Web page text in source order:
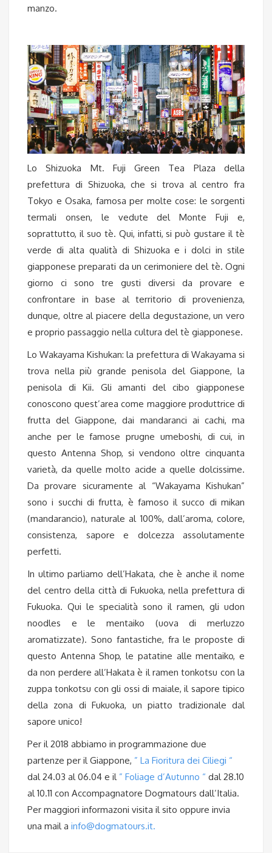
manzo.
Lo Shizuoka Mt. Fuji Green Tea Plaza della
prefettura di Shizuoka, che si trova al centro fra
Tokyo e Osaka, famosa per molte cose: le sorgenti
termali onsen, le vedute del Monte Fuji e,
soprattutto, il suo tè. Qui, infatti, si può gustare il tè
verde di alta qualità di Shizuoka e i dolci in stile
giapponese preparati da un cerimoniere del tè. Ogni
giorno ci sono tre gusti diversi da provare e
confrontare in base al territorio di provenienza,
dunque, oltre al piacere della degustazione, un vero
e proprio passaggio nella cultura del tè giapponese.
Lo Wakayama Kishukan: la prefettura di Wakayama si
trova nella più grande penisola del Giappone, la
penisola di Kii. Gli amanti del cibo giapponese
conoscono quest’area come maggiore produttrice di
frutta del Giappone, dai mandaranci ai cachi, ma
anche per le famose prugne umeboshi, di cui, in
questo Antenna Shop, si vendono oltre cinquanta
varietà, da quelle molto acide a quelle dolcissime.
Da provare sicuramente al “Wakayama Kishukan”
sono i succhi di frutta, è famoso il succo di mikan
(mandarancio), naturale al 100%, dall’aroma, colore,
consistenza, sapore e dolcezza assolutamente
perfetti.
In ultimo parliamo dell’Hakata, che è anche il nome
del centro della città di Fukuoka, nella prefettura di
Fukuoka. Qui le specialità sono il ramen, gli udon
noodles e le mentaiko (uova di merluzzo
aromatizzate). Sono fantastiche, fra le proposte di
questo Antenna Shop, le patatine alle mentaiko, e
da non perdere all’Hakata è il ramen tonkotsu con la
zuppa tonkotsu con gli ossi di maiale, il sapore tipico
della zona di Fukuoka, un piatto tradizionale dal
sapore unico!
Per il 2018 abbiamo in programmazione due
partenze per il Giappone, ” La Fioritura dei Ciliegi “
dal 24.03 al 06.04 e il ” Foliage d’Autunno “ dal 28.10
al 10.11 con Accompagnatore Dogmatours dall’Italia.
Per maggiori informazoni visita il sito oppure invia
una mail a info@dogmatours.it.